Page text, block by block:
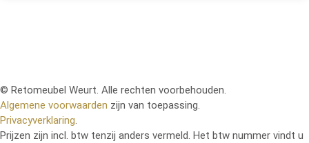
© Retomeubel Weurt. Alle rechten voorbehouden.
Algemene voorwaarden zijn van toepassing.
Privacyverklaring.
Prijzen zijn incl. btw tenzij anders vermeld. Het btw nummer vindt u